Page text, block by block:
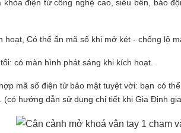
điện tử công nghệ cao, siêu bền, báo
hoạt, Có thể ẩn mã số khi mở két - chống lộ
có màn hình phát sáng khi kích hoạt.
mã số điện tử bảo mật tuyệt vời: bạn có
(có hướng dẫn sử dụng chi tiết khi Gia Định